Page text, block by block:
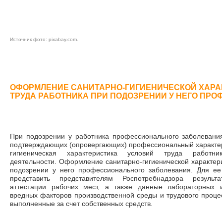
Источник фото: pixabay.com.
ОФОРМЛЕНИЕ САНИТАРНО-ГИГИЕНИЧЕСКОЙ
ТРУДА РАБОТНИКА ПРИ ПОДОЗРЕНИИ У НЕГО
При подозрении у работника профессионального
подтверждающих (опровергающих) профессиональный
гигиеническая характеристика условий труда
деятельности. Оформление санитарно-гигиенической
подозрении у него профессионального заболевания. Для
представить представителям Роспотребнадзора
аттестации рабочих мест, а также данные лабораторных
вредных факторов производственной среды и трудового
выполненные за счет собственных средств.